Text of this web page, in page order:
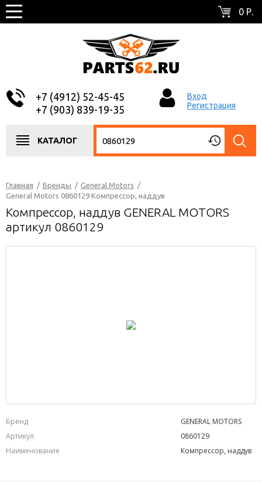
0 Р.
+7 (4912) 52-45-45
+7 (903) 839-19-35
Вход
Регистрация
КАТАЛОГ
Главная / Бренды / General Motors /
General Motors 0860129 Компрессор, наддув
Компрессор, наддув GENERAL MOTORS
артикул 0860129
Бренд
GENERAL MOTORS
Артикул
0860129
Наименование
Компрессор, наддув